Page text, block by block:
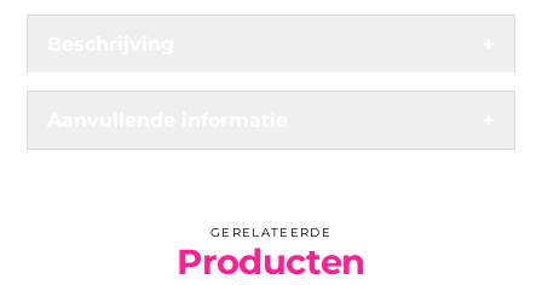
GERELATEERDE
Producten